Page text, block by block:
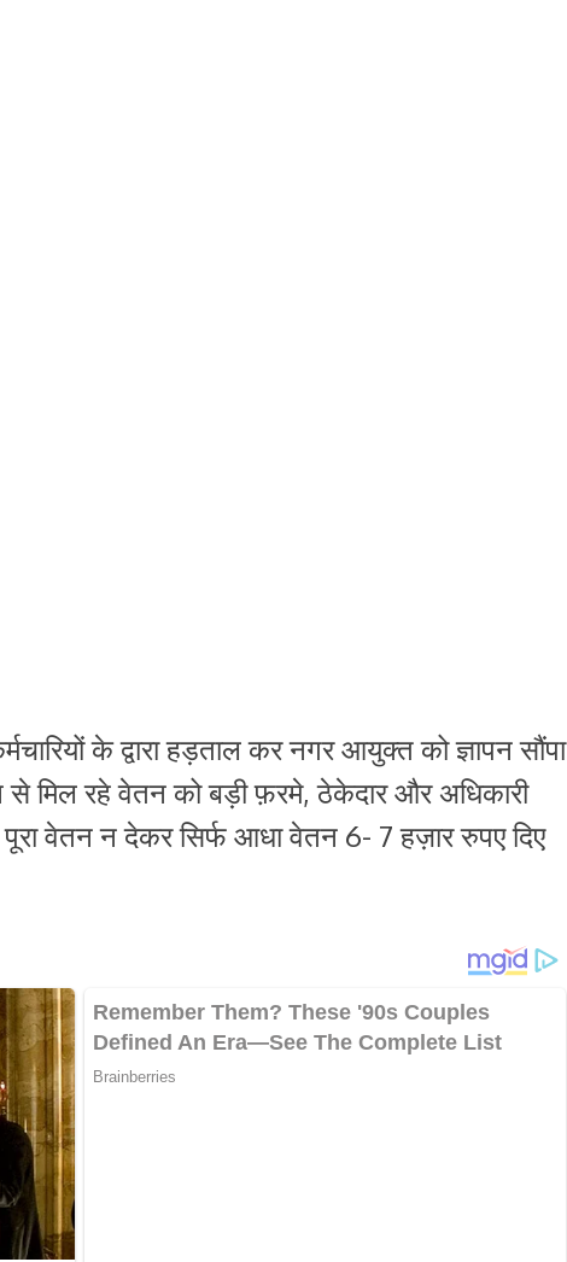
के द्वारा हड़ताल कर नगर आयुक्त को ज्ञापन सौंपा
से मिल रहे वेतन को बड़ी फ़रमे, ठेकेदार और अधिकारी
वेतन न देकर सिर्फ आधा वेतन 6- 7 हज़ार रुपए दिए